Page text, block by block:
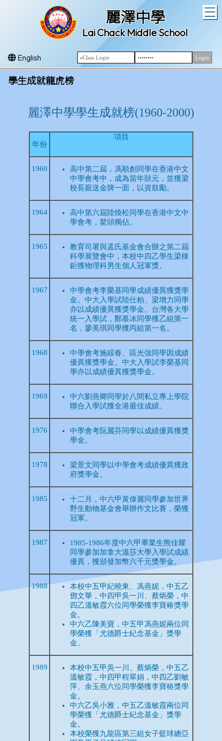
麗澤中學
Lai Chack Middle School
English
學生成就龍虎榜